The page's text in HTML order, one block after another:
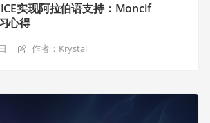
实现阿拉伯语支持：Moncif
心得
作者：Krystal